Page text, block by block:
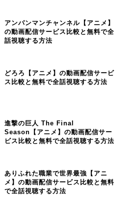
アンパンマンチャンネル【アニメ】
の動画配信サービス比較と無料で全
話視聴する方法
どろろ【アニメ】の動画配信サービ
ス比較と無料で全話視聴する方法
進撃の巨人 The Final
Season【アニメ】の動画配信サー
ビス比較と無料で全話視聴する方法
ありふれた職業で世界最強【アニ
メ】の動画配信サービス比較と無料
で全話視聴する方法